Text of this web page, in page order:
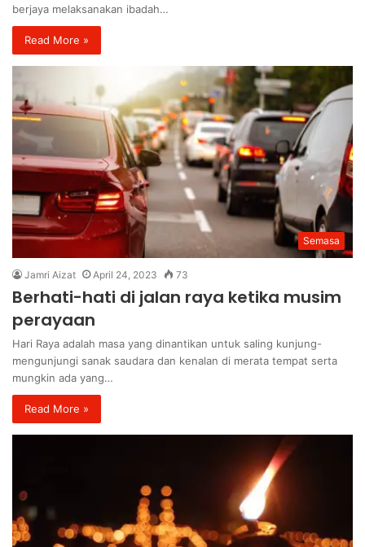
berjaya melaksanakan ibadah…
Read More »
Semasa
Jamri Aizat April 24, 2023 73
Berhati-hati di jalan raya ketika musim
perayaan
Hari Raya adalah masa yang dinantikan untuk saling kunjung-
mengunjungi sanak saudara dan kenalan di merata tempat serta
mungkin ada yang…
Read More »